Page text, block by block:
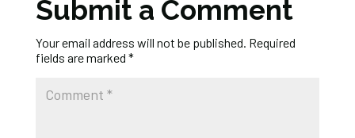
Submit a Comment
Your email address will not be published. Required
fields are marked *